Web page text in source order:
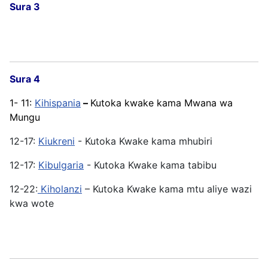
Sura 3
Sura 4
1- 11: Kihispania – Kutoka kwake kama Mwana wa
Mungu
12-17: Kiukreni - Kutoka Kwake kama mhubiri
12-17: Kibulgaria - Kutoka Kwake kama tabibu
12-22: Kiholanzi – Kutoka Kwake kama mtu aliye wazi
kwa wote